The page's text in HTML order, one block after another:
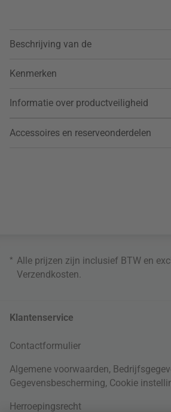
Beschrijving van de
Kenmerken
Informatie over productveiligheid
Accessoires en reserveonderdelen
* Alle prijzen zijn inclusief BTW en
Verzendkosten
Klantenservice
Contactformulier
Algemene voorwaarden,
Gegevensbescherming, Cookie
Herroepingsrecht